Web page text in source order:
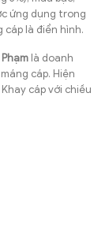
ứng dụng trong
là điển hình.
là doanh
cáp. Hiện
cáp với chiều